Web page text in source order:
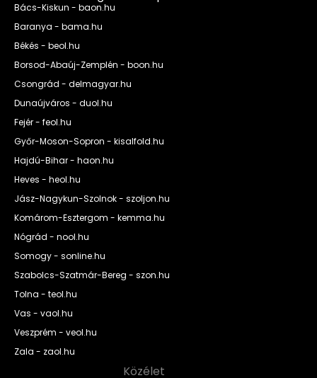
Bács-Kiskun - baon.hu
Baranya - bama.hu
Békés - beol.hu
Borsod-Abaúj-Zemplén - boon.hu
Csongrád - delmagyar.hu
Dunaújváros - duol.hu
Fejér - feol.hu
Győr-Moson-Sopron - kisalfold.hu
Hajdú-Bihar - haon.hu
Heves - heol.hu
Jász-Nagykun-Szolnok - szoljon.hu
Komárom-Esztergom - kemma.hu
Nógrád - nool.hu
Somogy - sonline.hu
Szabolcs-Szatmár-Bereg - szon.hu
Tolna - teol.hu
Vas - vaol.hu
Veszprém - veol.hu
Zala - zaol.hu
Közélet